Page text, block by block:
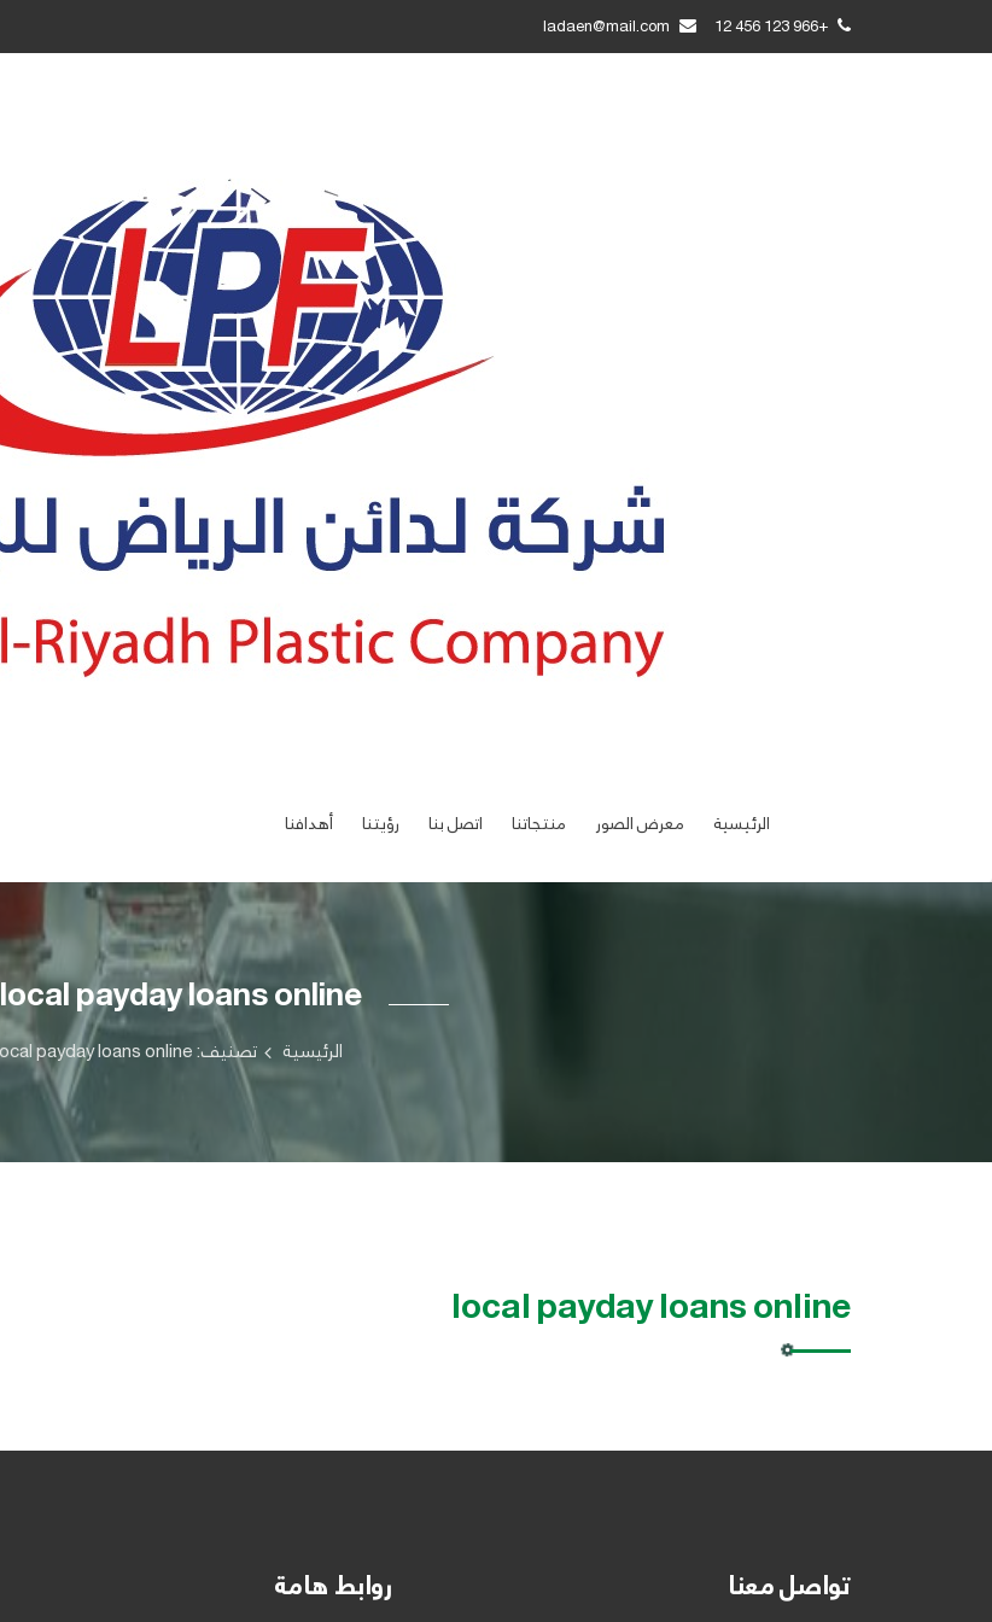
+966 123 456 12
الرئيسية معرض الصور منتجاتنا اتصل بنا رؤيتنا أهدافنا
local payday loans online
الرئيسية تصنيف: local payday loans online
local payday loans online
تواصل معنا روابط هامة